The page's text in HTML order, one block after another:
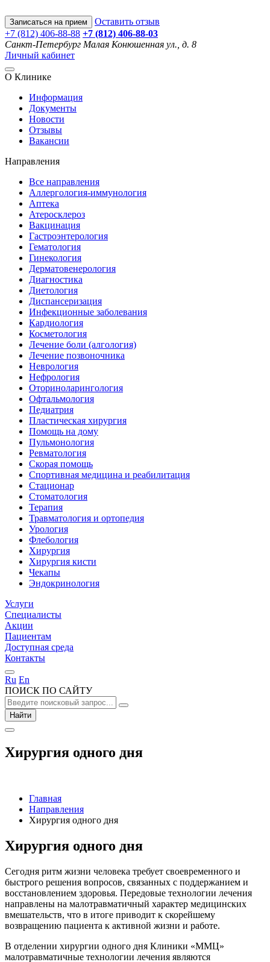
Записаться на прием
Оставить отзыв
+7 (812) 406-88-88 +7 (812) 406-88-03
Санкт-Петербург Малая Конюшенная ул., д. 8
Личный кабинет
О Клинике
Информация
Документы
Новости
Отзывы
Вакансии
Направления
Все направления
Аллергология-иммунология
Аптека
Атеросклероз
Вакцинация
Гастроэнтерология
Гематология
Гинекология
Дерматовенерология
Диагностика
Диетология
Диспансеризация
Инфекционные заболевания
Кардиология
Косметология
Лечение боли (алгология)
Лечение позвоночника
Неврология
Нефрология
Оториноларингология
Офтальмология
Педиатрия
Пластическая хирургия
Помощь на дому
Пульмонология
Ревматология
Скорая помощь
Спортивная медицина и реабилитация
Стационар
Стоматология
Терапия
Травматология и ортопедия
Урология
Флебология
Хирургия
Хирургия кисти
Чекапы
Эндокринология
Услуги
Специалисты
Акции
Пациентам
Доступная среда
Контакты
Ru En
ПОИСК ПО САЙТУ
Найти
Хирургия одного дня
Главная
Направления
Хирургия одного дня
Хирургия одного дня
Сегодня ритм жизни человека требует своевременного и
быстрого решения вопросов, связанных с поддержанием и
восстановлением здоровья. Передовые технологии лечения
направлены на малотравматичный характер медицинских
вмешательств, что в итоге приводит к скорейшему
возвращению пациента к активной жизни и работе.
В отделении хирургии одного дня Клиники «ММЦ»
малотравматичные технологии лечения являются